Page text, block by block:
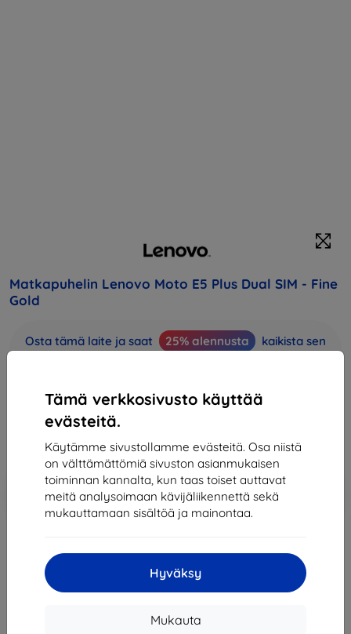
Tämä verkkosivusto käyttää
evästeitä.
Käytämme sivustollamme evästeitä. Osa niistä
on välttämättömiä sivuston asianmukaisen
toiminnan kannalta, kun taas toiset auttavat
meitä analysoimaan kävijäliikennettä sekä
mukauttamaan sisältöä ja mainontaa.
Hyväksy
Mukauta
Matkapuhelin Lenovo Moto E5 Plus Dual SIM - Fine
Gold
Osta tämä laite ja saat 25% alennusta
kaikista sen
199,90 €
179,91 €
Hinta ilman ALV:tä145,09 €
-10%
Alennus kupongilla
EXTRA10
Lisää
ostoskoriin
Loppuunmyyty
Loppuunmyyty